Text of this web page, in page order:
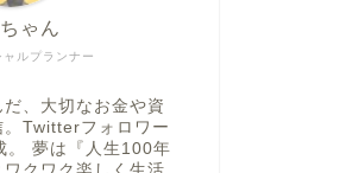
ルプランナー
ゃん
、大切なお金や資
。Twitterフォロワー
。 夢は『人生100年